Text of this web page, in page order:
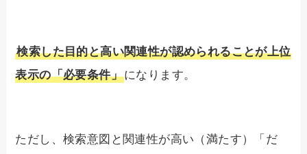
検索した目的と高い関連性が認められることが上位
表示の「必要条件」になります。
ただし、検索意図と関連性が高い（満たす）「だ